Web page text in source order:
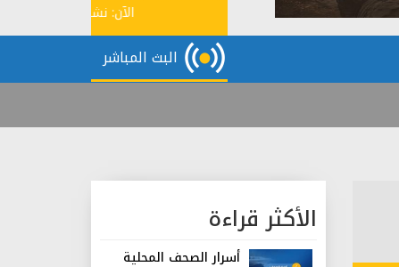
البث المباشر
الآن:نشرة المنار الإخبارية
الأكثر قراءة
أسرار الصحف المحلية